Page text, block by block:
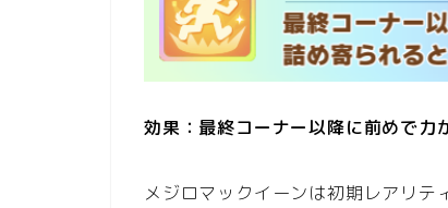
効果：最終コーナー以降に前めで力
メジロマックイーンは初期レアリ